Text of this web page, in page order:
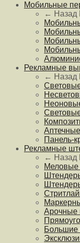
Мобильные
← Назад
Рекламные
← Назад
Панель-
Рекламные
← Назад
Арочные
Большие